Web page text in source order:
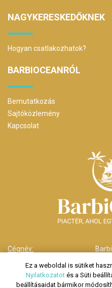
NAGYKERESKEDŐKNEK
Hogyan csatlakozhatok?
BARBIOCEANRÓL
Bemutatkozás
Sajtóközlemény
Kapcsolat
Cégnév:
ul.
Telefonszám:
Ez a weboldal is sütiket
Nyilatkozatot és a Süti
beállításaidat bármikor